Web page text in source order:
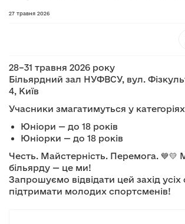
27 травня 2026
28–31 травня 2026 року
Більярдний зал НУФВСУ, вул.
4, Київ
Учасники змагатимуться у
Юніори — до 18 років
Юніорки — до 18 років
Честь. Майстерність. Перемога. 💙💛
більярду — це ми!
Запрошуємо відвідати цей захід усіх
підтримати молодих спортсменів!